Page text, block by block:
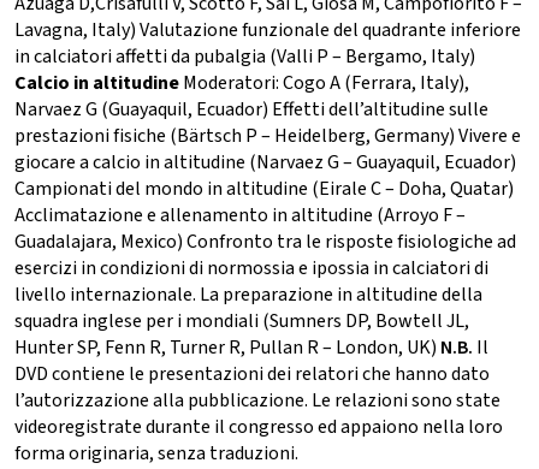
Lavagna, Italy) Valutazione funzionale del quadrante inferiore
in calciatori affetti da pubalgia (Valli P – Bergamo, Italy)
Calcio in altitudineModeratori: Cogo A (Ferrara, Italy),
Narvaez G (Guayaquil, Ecuador) Effetti dell’altitudine sulle
prestazioni fisiche (Bärtsch P – Heidelberg, Germany) Vivere e
giocare a calcio in altitudine (Narvaez G – Guayaquil, Ecuador)
Campionati del mondo in altitudine (Eirale C – Doha, Quatar)
Acclimatazione e allenamento in altitudine (Arroyo F –
Guadalajara, Mexico) Confronto tra le risposte fisiologiche ad
esercizi in condizioni di normossia e ipossia in calciatori di
livello internazionale. La preparazione in altitudine della
squadra inglese per i mondiali (Sumners DP, Bowtell JL,
Hunter SP, Fenn R, Turner R, Pullan R – London, UK) N.B. Il
DVD contiene le presentazioni dei relatori che hanno dato
l’autorizzazione alla pubblicazione. Le relazioni sono state
videoregistrate durante il congresso ed appaiono nella loro
forma originaria, senza traduzioni.